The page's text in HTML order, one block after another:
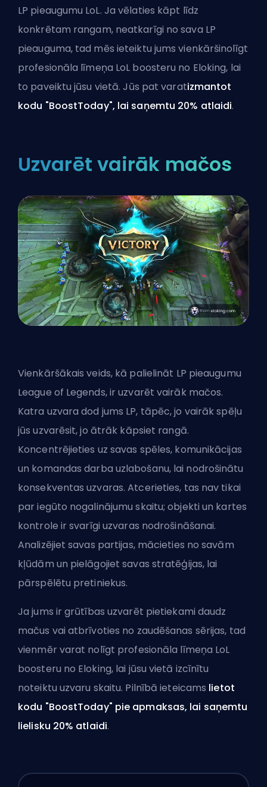
LP pieaugumu LoL. Ja vēlaties kāpt līdz
konkrētam rangam, neatkarīgi no sava LP
pieauguma, tad mēs ieteiktu jums vienkāršinolīgt
profesionāla līmeņa LoL boosteru no Eloking, lai
to paveiktu jūsu vietā. Jūs pat varatizmantot
kodu "BoostToday", lai saņemtu 20% atlaidi.
Uzvarēt vairāk mačos
Vienkāršākais veids, kā palielināt LP pieaugumu
League of Legends, ir uzvarēt vairāk mačos.
Katra uzvara dod jums LP, tāpēc, jo vairāk spēļu
jūs uzvarēsit, jo ātrāk kāpsiet rangā.
Koncentrējieties uz savas spēles, komunikācijas
un komandas darba uzlabošanu, lai nodrošinātu
konsekventas uzvaras. Atcerieties, tas nav tikai
par iegūto nogalinājumu skaitu; objekti un kartes
kontrole ir svarīgi uzvaras nodrošināšanai.
Analizējiet savas partijas, mācieties no savām
kļūdām un pielāgojiet savas stratēģijas, lai
pārspēlētu pretiniekus.
Ja jums ir grūtības uzvarēt pietiekami daudz
mačus vai atbrīvoties no zaudēšanas sērijas, tad
vienmēr varat nolīgt profesionāla līmeņa LoL
boosteru no Eloking, lai jūsu vietā izcīnītu
noteiktu uzvaru skaitu. Pilnībā ieteicams lietot
kodu "BoostToday" pie apmaksas, lai saņemtu
lielisku 20% atlaidi.